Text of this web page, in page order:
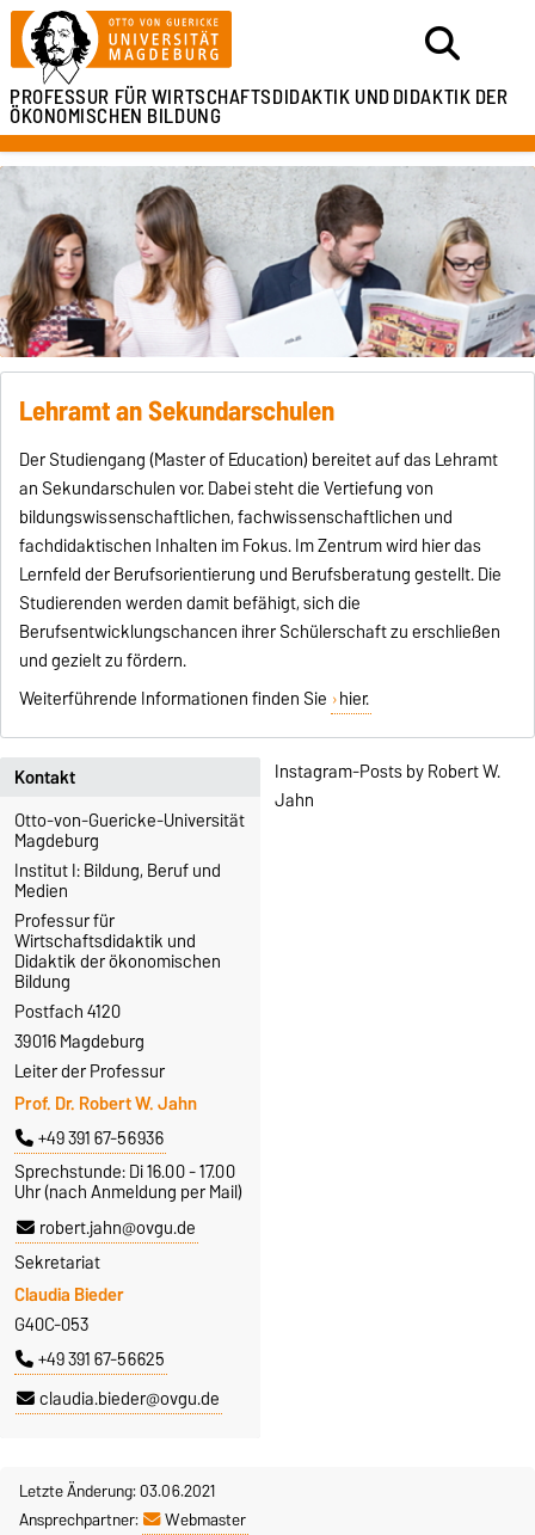
PROFESSUR FÜRWIRTSCHAFTSDIDAKTIK UNDDIDAKTIK DER
ÖKONOMISCHEN BILDUNG
Lehramt an Sekundarschulen
Der Studiengang (Master of Education) bereitet auf das Lehramt
an Sekundarschulen vor. Dabei steht die Vertiefung von
bildungswissenschaftlichen, fachwissenschaftlichen und
fachdidaktischen Inhalten im Fokus. Im Zentrum wird hier das
Lernfeld der Berufsorientierung und Berufsberatung gestellt. Die
Studierenden werden damit befähigt, sich die
Berufsentwicklungschancen ihrer Schülerschaft zu erschließen
und gezielt zu fördern.
Weiterführende Informationen finden Sie hier.
Kontakt
Otto-von-Guericke-Universität
Magdeburg
Institut I: Bildung, Beruf und
Medien
Professur für
Wirtschaftsdidaktik und
Didaktik der ökonomischen
Bildung
Postfach 4120
39016 Magdeburg
Leiter der Professur
Prof. Dr. Robert W. Jahn
+49 391 67-56936
Sprechstunde: Di 16.00 - 17.00
Uhr (nach Anmeldung per Mail)
robert.jahn@ovgu.de
Sekretariat
Claudia Bieder
G40C-053
+49 391 67-56625
claudia.bieder@ovgu.de
Instagram-Posts by Robert W.
Jahn
Letzte Änderung: 03.06.2021
Ansprechpartner:
Webmaster